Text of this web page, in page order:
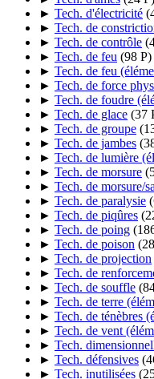
► Tech. d'électricité
► Tech. de
► Tech. de contrôle
► Tech. de feu (98 P)
► Tech. de feu
► Tech. de force
► Tech. de foudre
► Tech. de glace (37
► Tech. de groupe
► Tech. de jambes
► Tech. de lumière
► Tech. de morsure
► Tech. de morsure/
► Tech. de paralysie
► Tech. de piqûres
► Tech. de poing
► Tech. de poison
► Tech. de projection
► Tech. de
► Tech. de souffle
► Tech. de terre
► Tech. de ténèbres
► Tech. de vent
► Tech.
► Tech. défensives
► Tech. inutilisées